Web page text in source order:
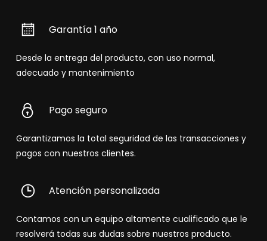
Garantía 1 año
Desde la entrega del producto, con uso normal,
adecuado y mantenimiento
Pago seguro
Garantizamos la total seguridad de las transacciones y
pagos con nuestros clientes.
Atención personalizada
Contamos con un equipo altamente cualificado que le
resolverá todas sus dudas sobre nuestros producto.